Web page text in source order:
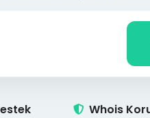
Whois